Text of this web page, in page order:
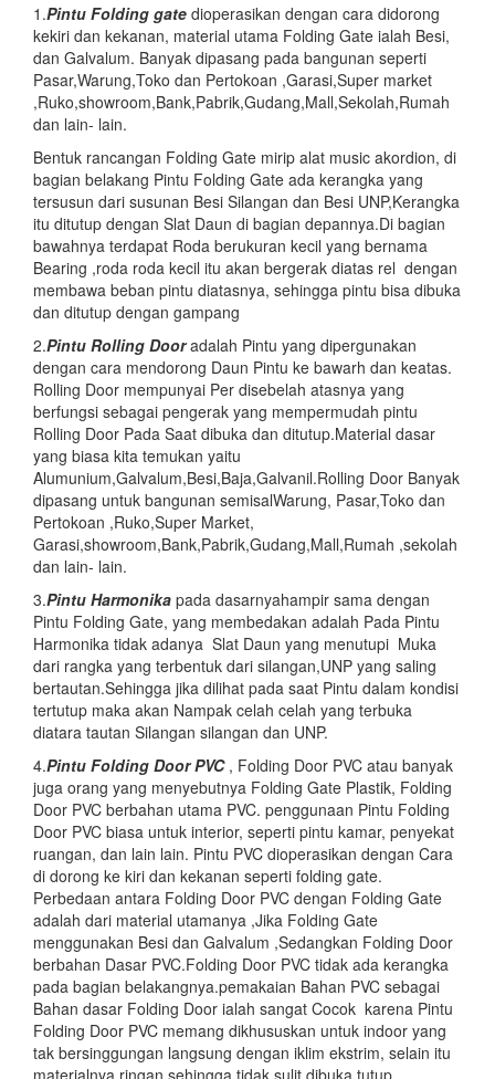
1.Pintu Folding gate dioperasikan dengan cara didorong
kekiri dan kekanan, material utama Folding Gate ialah Besi,
dan Galvalum. Banyak dipasang pada bangunan seperti
Pasar,Warung,Toko dan Pertokoan ,Garasi,Super market
,Ruko,showroom,Bank,Pabrik,Gudang,Mall,Sekolah,Rumah
dan lain- lain.
Bentuk rancangan Folding Gate mirip alat music akordion, di
bagian belakang Pintu Folding Gate ada kerangka yang
tersusun dari susunan Besi Silangan dan Besi UNP,Kerangka
itu ditutup dengan Slat Daun di bagian depannya.Di bagian
bawahnya terdapat Roda berukuran kecil yang bernama
Bearing ,roda roda kecil itu akan bergerak diatas rel dengan
membawa beban pintu diatasnya, sehingga pintu bisa dibuka
dan ditutup dengan gampang
2.Pintu Rolling Dooradalah Pintu yang dipergunakan
dengan cara mendorong Daun Pintu ke bawarh dan keatas.
Rolling Door mempunyai Per disebelah atasnya yang
berfungsi sebagai pengerak yang mempermudah pintu
Rolling Door Pada Saat dibuka dan ditutup.Material dasar
yang biasa kita temukan yaitu
Alumunium,Galvalum,Besi,Baja,Galvanil.Rolling Door Banyak
dipasang untuk bangunan semisalWarung, Pasar,Toko dan
Pertokoan ,Ruko,Super Market,
Garasi,showroom,Bank,Pabrik,Gudang,Mall,Rumah ,sekolah
dan lain- lain.
3.Pintu Harmonika pada dasarnyahampir sama dengan
Pintu Folding Gate, yang membedakan adalah Pada Pintu
Harmonika tidak adanya Slat Daun yang menutupi Muka
dari rangka yang terbentuk dari silangan,UNP yang saling
bertautan.Sehingga jika dilihat pada saat Pintu dalam kondisi
tertutup maka akan Nampak celah celah yang terbuka
diatara tautan Silangan silangan dan UNP.
4.Pintu Folding Door PVC, Folding Door PVC atau banyak
juga orang yang menyebutnya Folding Gate Plastik, Folding
Door PVC berbahan utama PVC. penggunaan Pintu Folding
Door PVC biasa untuk interior, seperti pintu kamar, penyekat
ruangan, dan lain lain. Pintu PVC dioperasikan dengan Cara
di dorong ke kiri dan kekanan seperti folding gate.
Perbedaan antara Folding Door PVC dengan Folding Gate
adalah dari material utamanya ,Jika Folding Gate
menggunakan Besi dan Galvalum ,Sedangkan Folding Door
berbahan Dasar PVC.Folding Door PVC tidak ada kerangka
pada bagian belakangnya.pemakaian Bahan PVC sebagai
Bahan dasar Folding Door ialah sangat Cocok karena Pintu
Folding Door PVC memang dikhususkan untuk indoor yang
tak bersinggungan langsung dengan iklim ekstrim, selain itu
materialnya ringan sehingga tidak sulit dibuka tutup.